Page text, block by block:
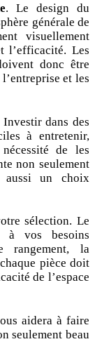
. Le design du
générale de
visuellement
l’efficacité. Les
donc être
et les
dans des
à entretenir,
de les
non seulement
aussi un choix
sélection. Le
à vos besoins
rangement, la
pièce doit
de l’espace
aidera à faire
seulement beau